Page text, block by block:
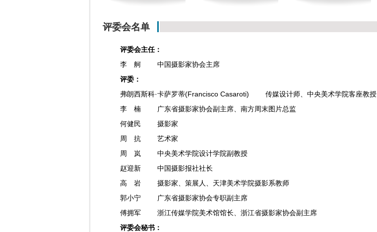
评委会名单
评委会主任：
李 舸
中国摄影家协会主席
评委：
弗朗西斯科·卡萨罗蒂(Francisco Casaroti)
传媒设计师、中央美术学院客座教授
李 楠
广东省摄影家协会副主席、南方周末图片总监
何健民
摄影家
周 抗
艺术家
周 岚
中央美术学院设计学院副教授
赵迎新
中国摄影报社社长
高 岩
摄影家、策展人、天津美术学院摄影系教师
郭小宁
广东省摄影家协会专职副主席
傅拥军
浙江传媒学院美术馆馆长、浙江省摄影家协会副主席
评委会秘书：